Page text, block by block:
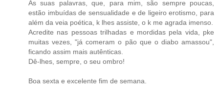
As suas palavras, que, para mim, são sempre poucas,
estão imbuídas de sensualidade e de ligeiro erotismo, para
além da veia poética, k lhes assiste, o k me agrada imenso.
Acredite nas pessoas trilhadas e mordidas pela vida, pke
muitas vezes, "já comeram o pão que o diabo amassou",
ficando assim mais autênticas.
Dê-lhes, sempre, o seu ombro!
Boa sexta e excelente fim de semana.